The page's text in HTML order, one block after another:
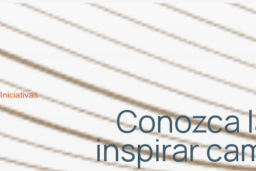
Iniciativas
Conozca
inspirar